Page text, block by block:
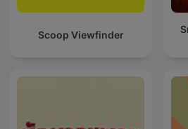
Scoop Viewfinder